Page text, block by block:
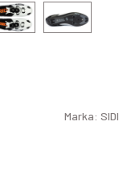
Marka: SIDI